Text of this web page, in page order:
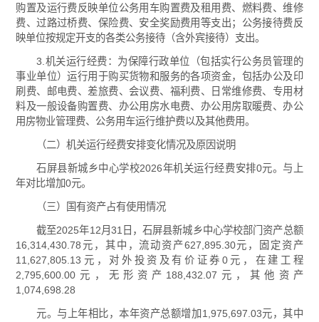
购置及运行费反映单位公务用车购置费及租用费、燃料费、维修
费、过路过桥费、保险费、安全奖励费用等支出；公务接待费反
映单位按规定开支的各类公务接待（含外宾接待）支出。
3.机关运行经费：为保障行政单位（包括实行公务员管理的
事业单位）运行用于购买货物和服务的各项资金，包括办公及印
刷费、邮电费、差旅费、会议费、福利费、日常维修费、专用材
料及一般设备购置费、办公用房水电费、办公用房取暖费、办公
用房物业管理费、公务用车运行维护费以及其他费用。
（二）机关运行经费安排变化情况及原因说明
石屏县新城乡中心学校2026年机关运行经费安排0元。与上
年对比增加0元。
（三）国有资产占有使用情况
截至2025年12月31日，石屏县新城乡中心学校部门资产总额
16,314,430.78元，其中，流动资产627,895.30元，固定资产
11,627,805.13元，对外投资及有价证券0元，在建工程
2,795,600.00元，无形资产188,432.07元，其他资产
1,074,698.28
元。与上年相比，本年资产总额增加1,975,697.03元，其中